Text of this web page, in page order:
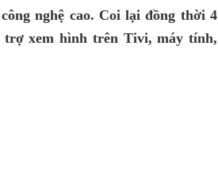
nghệ cao. Coi lại đồng thời 4
xem hình trên Tivi, máy tính,